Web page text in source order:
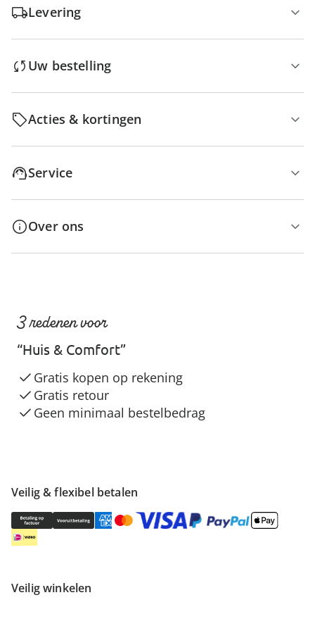
Levering
Uw bestelling
Acties & kortingen
Service
Over ons
Veilig & flexibel betalen
Veilig winkelen
3 redenen voor
“Huis & Comfort”
Gratis kopen op rekening
Gratis retour
Geen minimaal bestelbedrag